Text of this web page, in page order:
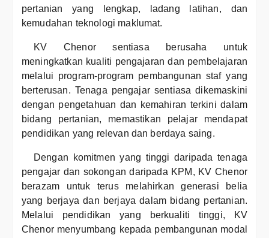
pertanian yang lengkap, ladang latihan, dan
kemudahan teknologi maklumat.
KV Chenor sentiasa berusaha untuk
meningkatkan kualiti pengajaran dan pembelajaran
melalui program-program pembangunan staf yang
berterusan. Tenaga pengajar sentiasa dikemaskini
dengan pengetahuan dan kemahiran terkini dalam
bidang pertanian, memastikan pelajar mendapat
pendidikan yang relevan dan berdaya saing.
Dengan komitmen yang tinggi daripada tenaga
pengajar dan sokongan daripada KPM, KV Chenor
berazam untuk terus melahirkan generasi belia
yang berjaya dan berjaya dalam bidang pertanian.
Melalui pendidikan yang berkualiti tinggi, KV
Chenor menyumbang kepada pembangunan modal